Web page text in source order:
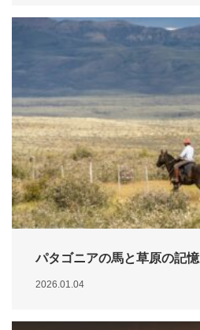
パタゴニアの馬と草原の記憶
2026.01.04